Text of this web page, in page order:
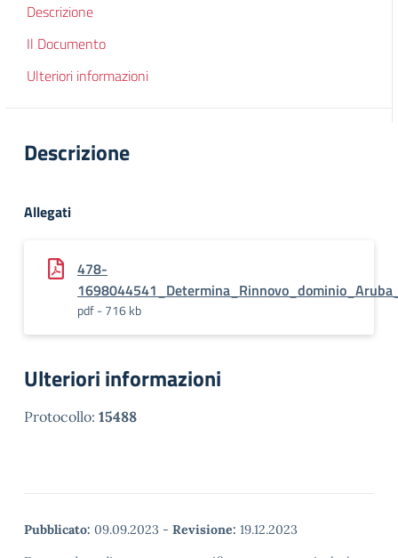
Descrizione
Il Documento
Ulteriori informazioni
Descrizione
Allegati
478-
pdf - 716 kb
Ulteriori informazioni
Protocollo: 15488
Pubblicato: 09.09.2023 - Revisione: 19.12.2023